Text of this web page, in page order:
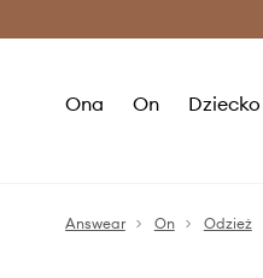
Ona On Dziecko
Answear On Odzież